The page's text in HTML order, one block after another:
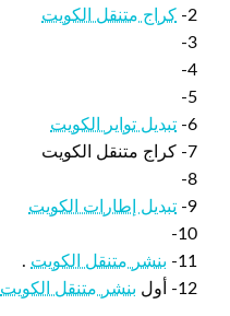
2-
كراج متنقل الكويت
3-
4-
5-
6-
تبديل تواير الكويت
7- كراج متنقل الكويت
8-
9-
تبديل إطارات الكويت
10-
11-
بنشر متنقل الكويت .
12- أول
بنشر متنقل الكويت